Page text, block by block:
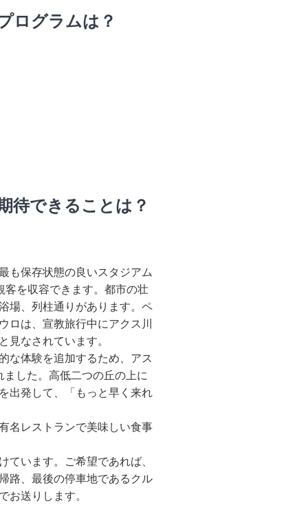
ログラムは？
待できることは？
も保存状態の良いスタジアム
を収容できます。都市の壮
場、列柱通りがあります。ペ
ロは、宣教旅行中にアクス川
なされています。
な体験を追加するため、アス
した。高低二つの丘の上に
出発して、「もっと早く来れ
名レストランで美味しい食事
います。ご希望であれば、
路、最後の停車地であるクル
送りします。